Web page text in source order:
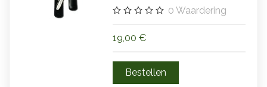
0 Waardering
19,00 €